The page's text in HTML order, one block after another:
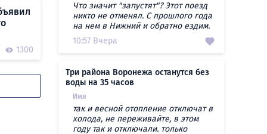
1300
Что значит "запустят"? Этот поезд
никто не отменял. С прошлого года
на нем в Нижний и обратно ездим.
10:57 Вчера
Три района Воронежа останутся без
воды на 35 часов
Имя
так и весной отопление отключат в
холода, не переживайте, в этом
году так и отключали. только